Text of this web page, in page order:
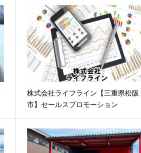
株式会社ライフライン【三重県松阪
市】セールスプロモーション